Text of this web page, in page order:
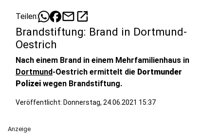
Teilen: mailopen_in_new
Brandstiftung: Brand in Dortmund-
Oestrich
Nach einem Brand in einem Mehrfamilienhaus in
Dortmund-Oestrich ermittelt die Dortmunder
Polizei wegen Brandstiftung.
Veröffentlicht: Donnerstag, 24.06.2021 15:37
Anzeige